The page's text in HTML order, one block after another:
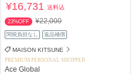
¥16,731送料込
23%OFF ¥22,000
関税負担なし 返品補償
MAISON KITSUNE
PREMIUM PERSONAL SHOPPER
Ace Global